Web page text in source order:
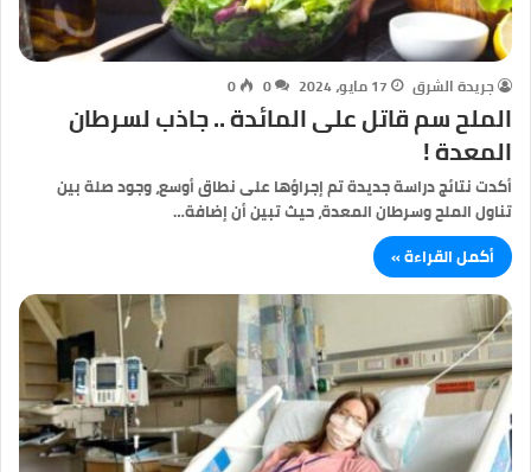
جريدة الشرق 17 مايو، 2024 0
0
الملح سم قاتل على المائدة .. جاذب لسرطان
المعدة !
أكدت نتائج دراسة جديدة تم إجراؤها على نطاق أوسع، وجود صلة بين
تناول الملح وسرطان المعدة، حيث تبين أن إضافة…
أكمل القراءة »